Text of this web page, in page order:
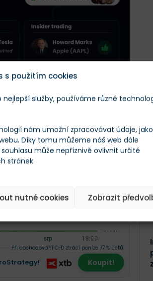
s použitím cookies
služby, používáme různé
nám umožní zpracovávat údaje,
Díky tomu můžeme náš web dále
může nepříznivě ovlivnit určité
stránek.
nutné cookies Zobrazit
Při obchodování CFD ztrácí peníze 77 % účtů.
Koupit!